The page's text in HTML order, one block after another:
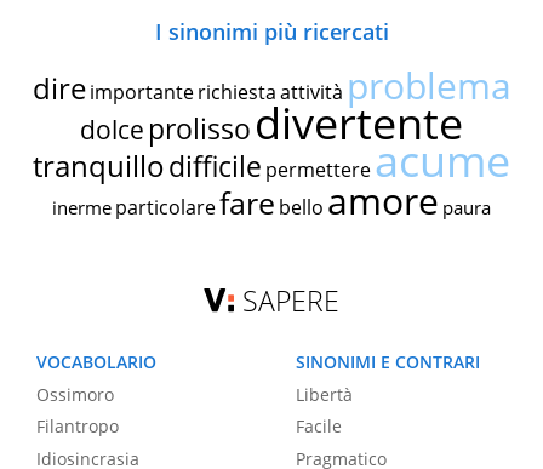
I sinonimi più ricercati
dire importante richiestaattività problema
dolce prolissodivertente
tranquillodifficile permettereacume
inerme particolarefare bello amore paura
SAPERE
VOCABOLARIO
Ossimoro
Filantropo
Idiosincrasia
SINONIMI E CONTRARI
Libertà
Facile
Pragmatico